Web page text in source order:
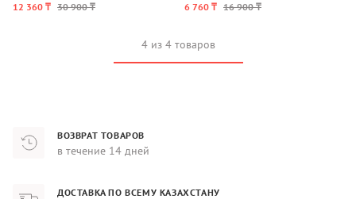
12 360 ₸ 30 900 ₸
6 760 ₸ 16 900 ₸
4 из 4 товаров
ВОЗВРАТ ТОВАРОВ
в течение 14 дней
ДОСТАВКА ПО ВСЕМУ КАЗАХСТАНУ